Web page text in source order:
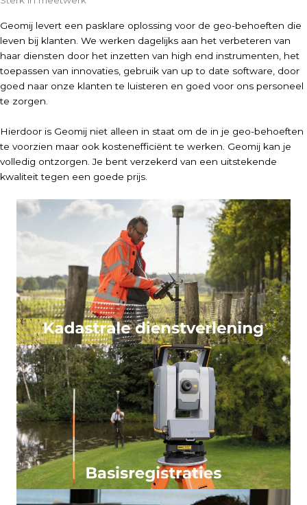
Geomij levert een pasklare oplossing voor de geo-behoeften die
leven bij klanten. We werken dagelijks aan het verbeteren van
haar diensten door het inzetten van high end instrumenten, het
toepassen van innovaties, gebruik van up to date software, door
goed naar onze klanten te luisteren en goed voor ons personeel
te zorgen.
Hierdoor is Geomij niet alleen in staat om de in je geo-behoeften
te voorzien maar ook kostenefficiënt te werken. Geomij kan je
volledig ontzorgen. Je bent verzekerd van een uitstekende
kwaliteit tegen een goede prijs.